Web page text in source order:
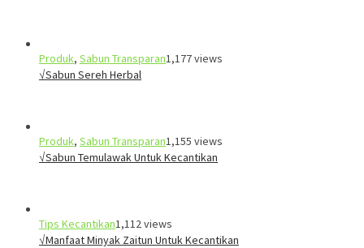
Produk, Sabun Transparan1,177 views
√Sabun Sereh Herbal
Produk, Sabun Transparan1,155 views
√Sabun Temulawak Untuk Kecantikan
Tips Kecantikan1,112 views
√Manfaat Minyak Zaitun Untuk Kecantikan